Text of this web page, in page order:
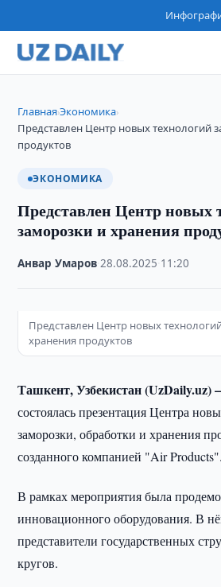
Главная›Экономика›
Представлен Центр новых технологий
продуктов
ЭКОНОМИКА
Представлен Центр новых
заморозки и хранения
Анвар Умаров ·28.08.2025 11:20
Представлен Центр новых
хранения продуктов
Ташкент, Узбекистан
состоялась презентация Центра
заморозки, обработки и хранения
созданного компанией "Air Products".
В рамках мероприятия была
инновационного оборудования. В
представители государственных
кругов.